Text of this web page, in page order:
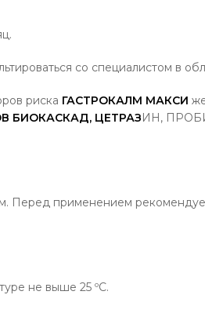
со специалистом в
риска ГАСТРОКАЛМ МАКСИ
БИОКАСКАД, ЦЕТРАЗИН,
применением
не выше 25 ºС.